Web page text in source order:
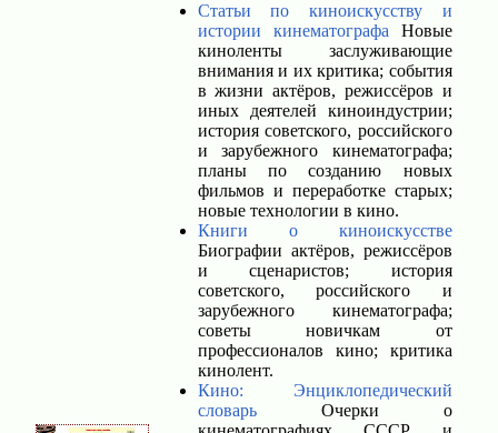
Статьи по киноискусству и
истории кинематографа Новые
киноленты заслуживающие
внимания и их критика; события
в жизни актёров, режиссёров и
иных деятелей киноиндустрии;
история советского, российского
и зарубежного кинематографа;
планы по созданию новых
фильмов и переработке старых;
новые технологии в кино.
Книги о киноискусстве
Биографии актёров, режиссёров
и сценаристов; история
советского, российского и
зарубежного кинематографа;
советы новичкам от
профессионалов кино; критика
кинолент.
Кино: Энциклопедический
словарьОчерки о